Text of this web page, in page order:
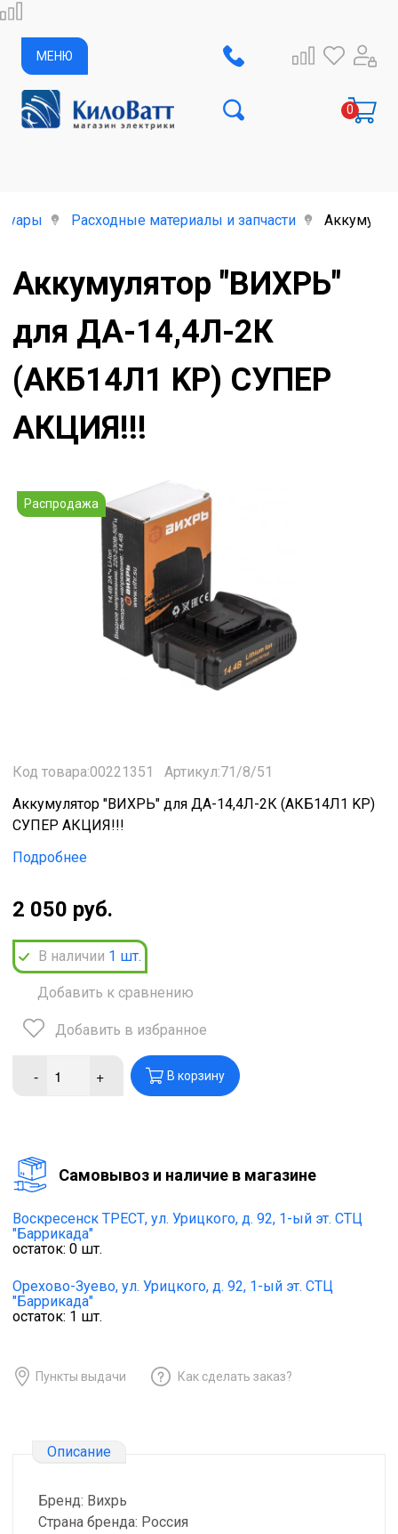
МЕНЮ
Расходные материалы и запчасти
Аккумулятор "ВИХРЬ"
для ДА-14,4Л-2К
(АКБ14Л1 KP) СУПЕР
АКЦИЯ!!!
Распродажа
Код товара:00221351
Артикул:71/8/51
Аккумулятор "ВИХРЬ" для ДА-14,4Л-2К (АКБ14Л1 KP)
СУПЕР АКЦИЯ!!!
Подробнее
2 050 руб.
В наличии 1 шт.
Добавить к сравнению
Добавить в избранное
- + В корзину
Cамовывоз и наличие в магазине
Воскресенск ТРЕСТ, ул. Урицкого, д. 92, 1-ый эт. СТЦ
"Баррикада"
остаток: 0 шт.
Орехово-Зуево, ул. Урицкого, д. 92, 1-ый эт. СТЦ
"Баррикада"
остаток: 1 шт.
Пункты выдачи Как сделать заказ?
Описание
Бренд: Вихрь
Страна бренда: Россия